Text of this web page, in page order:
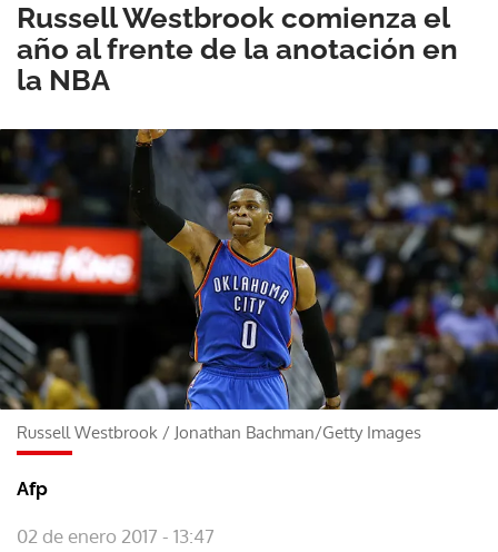
Russell Westbrook comienza el
año al frente de la anotación en
la NBA
Russell Westbrook / Jonathan Bachman/Getty Images
Afp
02 de enero 2017 - 13:47